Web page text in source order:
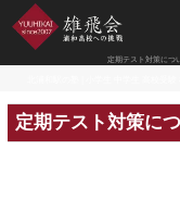
定期テスト対策につ
定期テスト対策に